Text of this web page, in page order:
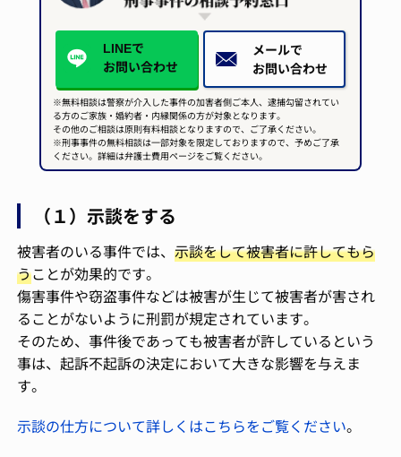
メールで
お問い合わせ
LINEで
お問い合わせ
※無料相談は警察が介入した事件の加害者側ご本人、逮捕勾留されてい
る方のご家族・婚約者・内縁関係の方が対象となります。
その他のご相談は原則有料相談となりますので、ご了承ください。
※刑事事件の無料相談は一部対象を限定しておりますので、予めご了承
ください。詳細は弁護士費用ページをご覧ください。
（１）示談をする
被害者のいる事件では、示談をして被害者に許してもら
うことが効果的です。
傷害事件や窃盗事件などは被害が生じて被害者が害され
ることがないように刑罰が規定されています。
そのため、事件後であっても被害者が許しているという
事は、起訴不起訴の決定において大きな影響を与えま
す。
示談の仕方について詳しくはこちらをご覧ください。